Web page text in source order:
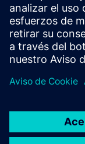
El software
fabricantes a
Lea el libro